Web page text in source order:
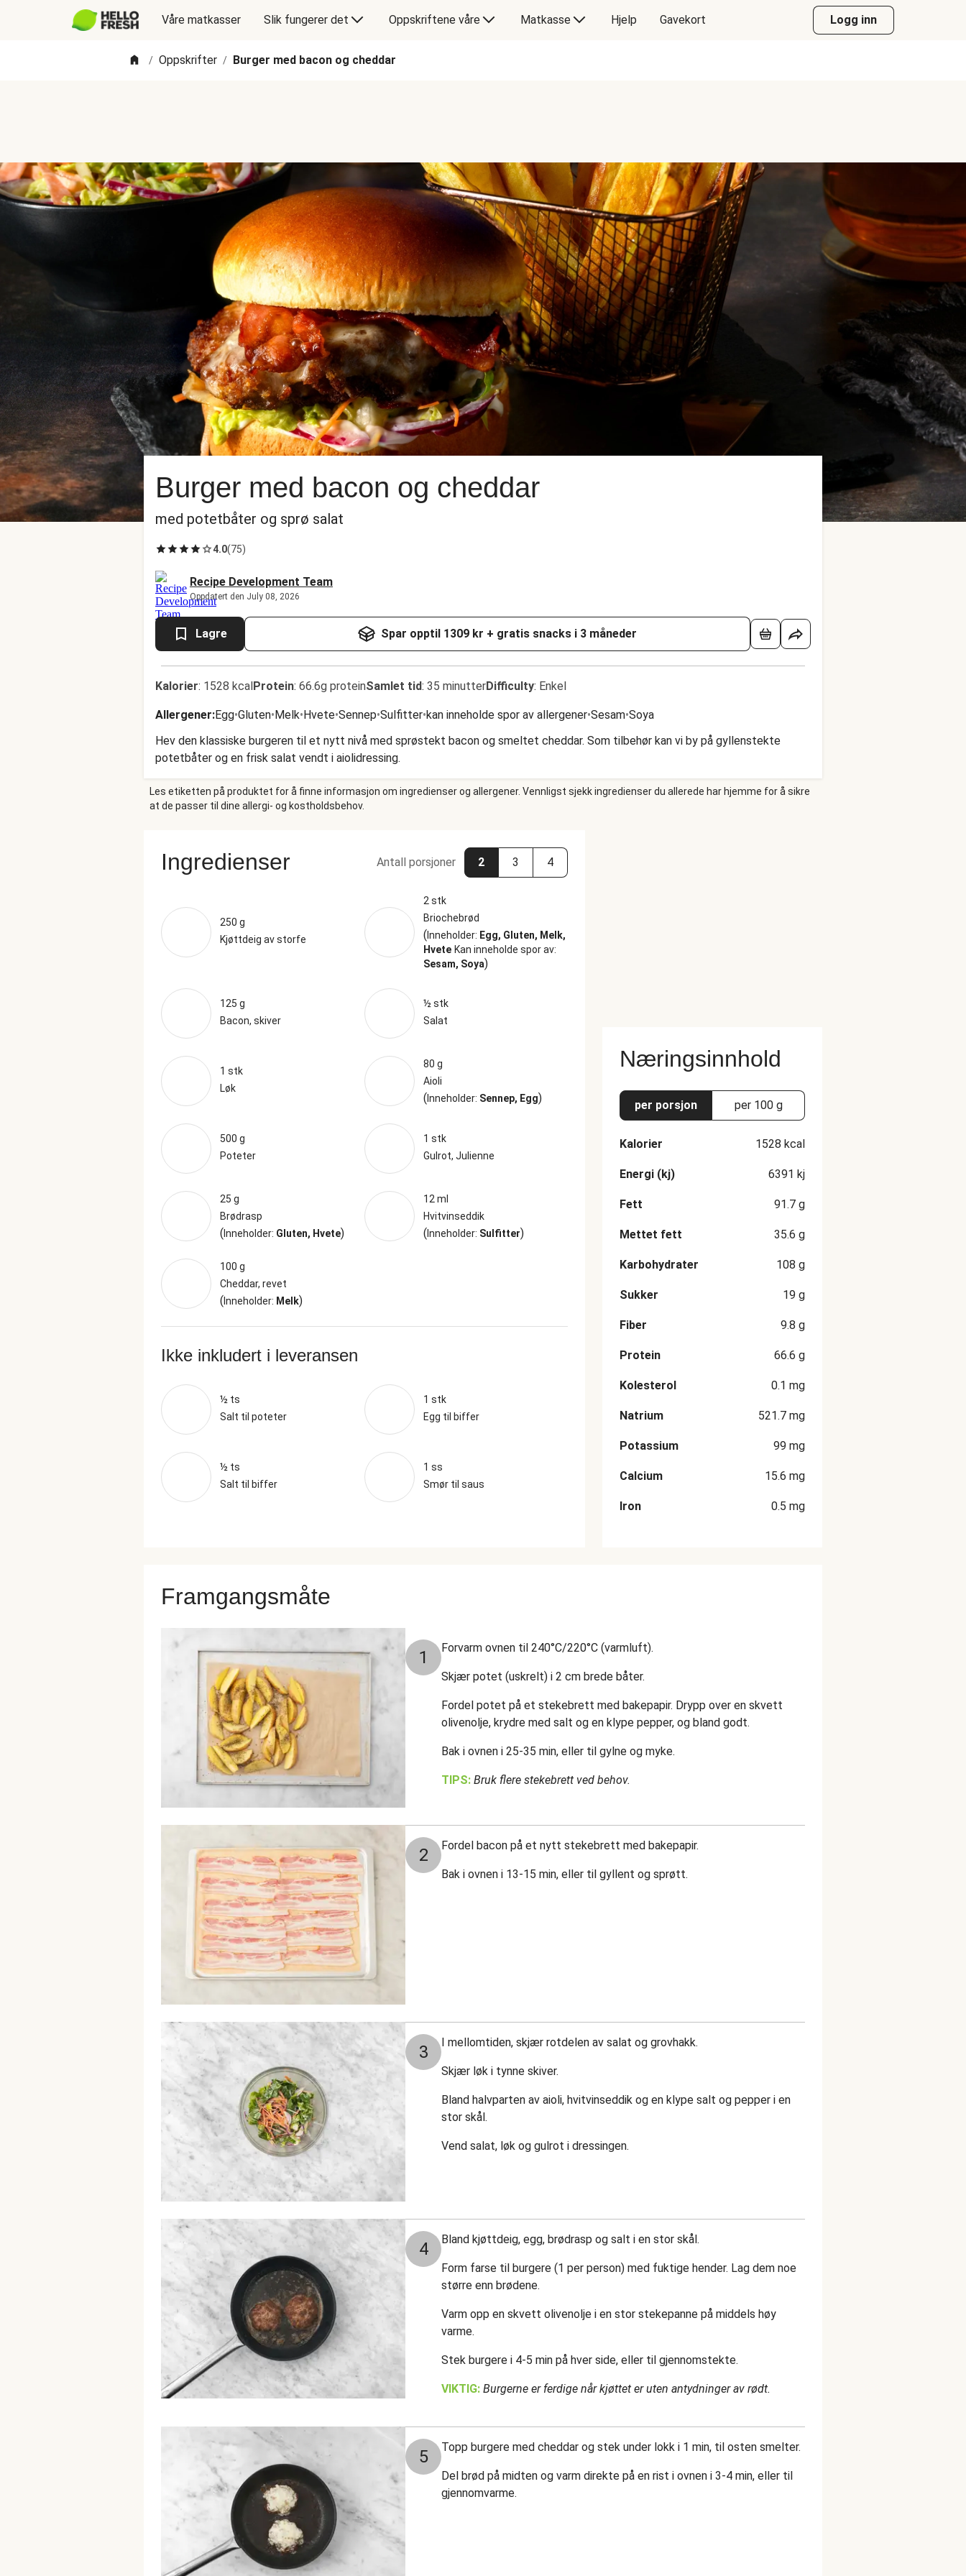
Våre matkasser Slik fungerer det Oppskriftene våre Matkasse Hjelp Gavekort Logg inn
/ Oppskrifter / Burger med bacon og cheddar
Burger med bacon og cheddar
med potetbåter og sprø salat
4.0(75)
Recipe Development Team
Oppdatert den July 08, 2026
Lagre Spar opptil 1309 kr + gratis snacks i 3 måneder
Kalorier: 1528 kcalProtein: 66.6g proteinSamlet tid: 35 minutterDifficulty: Enkel
Allergener:Egg•Gluten•Melk•Hvete•Sennep•Sulfitter•kan inneholde spor av allergener•Sesam•Soya
Hev den klassiske burgeren til et nytt nivå med sprøstekt bacon og smeltet cheddar. Som tilbehør kan vi by på gyllenstekte
potetbåter og en frisk salat vendt i aiolidressing.
Les etiketten på produktet for å finne informasjon om ingredienser og allergener. Vennligst sjekk ingredienser du allerede har hjemme for å sikre
at de passer til dine allergi- og kostholdsbehov.
Ingredienser Antall porsjoner 2 3 4
250 g
Kjøttdeig av storfe
2 stk
Briochebrød
(Inneholder: Egg, Gluten, Melk,
Hvete Kan inneholde spor av:
Sesam, Soya)
125 g
Bacon, skiver
½ stk
Salat
1 stk
Løk
80 g
Aioli
(Inneholder: Sennep, Egg)
500 g
Poteter
1 stk
Gulrot, Julienne
25 g
Brødrasp
(Inneholder: Gluten, Hvete)
12 ml
Hvitvinseddik
(Inneholder: Sulfitter)
100 g
Cheddar, revet
(Inneholder: Melk)
Ikke inkludert i leveransen
½ ts
Salt til poteter
1 stk
Egg til biffer
½ ts
Salt til biffer
1 ss
Smør til saus
Næringsinnhold
per porsjon per 100 g
Kalorier 1528 kcal
Energi (kj) 6391 kj
Fett 91.7 g
Mettet fett 35.6 g
Karbohydrater 108 g
Sukker 19 g
Fiber 9.8 g
Protein 66.6 g
Kolesterol 0.1 mg
Natrium 521.7 mg
Potassium 99 mg
Calcium 15.6 mg
Iron 0.5 mg
Framgangsmåte
1 Forvarm ovnen til 240°C/220°C (varmluft).
Skjær potet (uskrelt) i 2 cm brede båter.
Fordel potet på et stekebrett med bakepapir. Drypp over en skvett
olivenolje, krydre med salt og en klype pepper, og bland godt.
Bak i ovnen i 25-35 min, eller til gylne og myke.
TIPS: Bruk flere stekebrett ved behov.
2 Fordel bacon på et nytt stekebrett med bakepapir.
Bak i ovnen i 13-15 min, eller til gyllent og sprøtt.
3 I mellomtiden, skjær rotdelen av salat og grovhakk.
Skjær løk i tynne skiver.
Bland halvparten av aioli, hvitvinseddik og en klype salt og pepper i en
stor skål.
Vend salat, løk og gulrot i dressingen.
4 Bland kjøttdeig, egg, brødrasp og salt i en stor skål.
Form farse til burgere (1 per person) med fuktige hender. Lag dem noe
større enn brødene.
Varm opp en skvett olivenolje i en stor stekepanne på middels høy
varme.
Stek burgere i 4-5 min på hver side, eller til gjennomstekte.
VIKTIG: Burgerne er ferdige når kjøttet er uten antydninger av rødt.
5 Topp burgere med cheddar og stek under lokk i 1 min, til osten smelter.
Del brød på midten og varm direkte på en rist i ovnen i 3-4 min, eller til
gjennomvarme.